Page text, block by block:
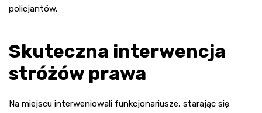
policjantów.
Skuteczna interwencja
stróżów prawa
Na miejscu interweniowali funkcjonariusze, starając się